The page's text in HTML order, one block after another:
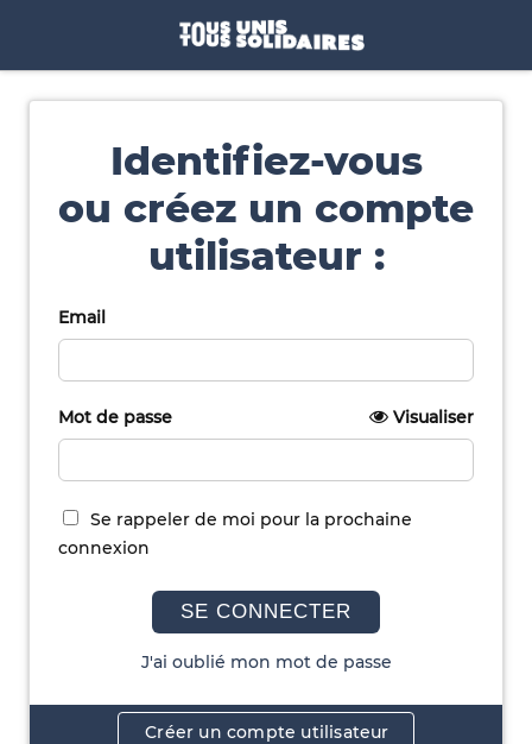
Identifiez-vous
ou créez un compte
utilisateur :
Email
Mot de passe Visualiser
Se rappeler de moi pour la prochaine
connexion
SE CONNECTER
J'ai oublié mon mot de passe
Créer un compte utilisateur